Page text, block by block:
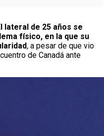
lateral de 25 años se
físico, en la que su
, a pesar de que vio
de Canadá ante